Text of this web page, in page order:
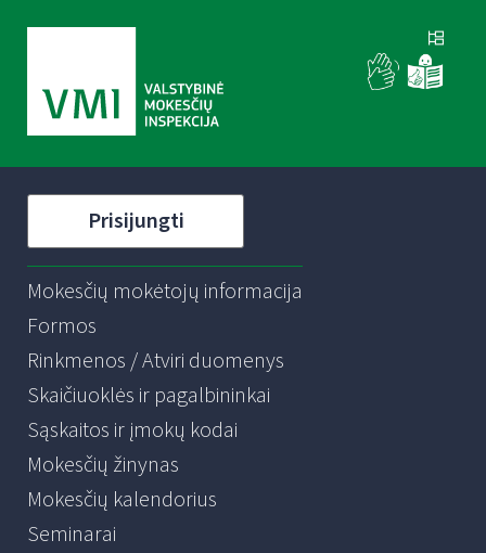
Prisijungti
Mokesčių mokėtojų informacija
Formos
Rinkmenos / Atviri duomenys
Skaičiuoklės ir pagalbininkai
Sąskaitos ir įmokų kodai
Mokesčių žinynas
Mokesčių kalendorius
Seminarai